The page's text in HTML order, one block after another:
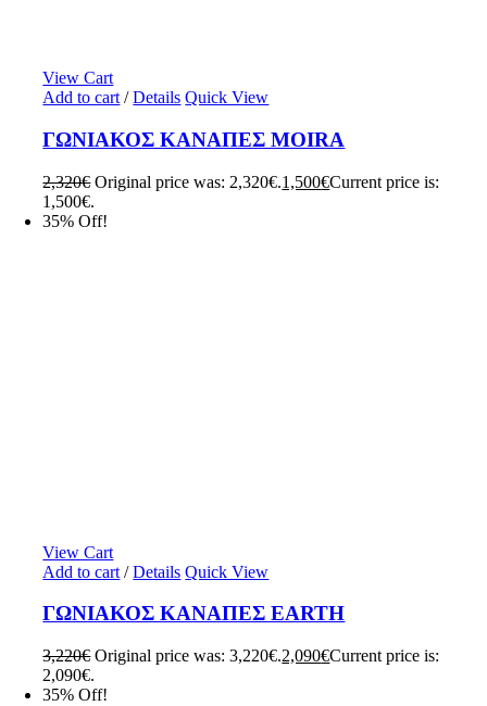
View Cart
Add to cart / Details Quick View
ΓΩΝΙΑΚΟΣ ΚΑΝΑΠΕΣ MOIRA
2,320€ Original price was: 2,320€.1,500€Current price is:
1,500€.
35% Off!
View Cart
Add to cart / Details Quick View
ΓΩΝΙΑΚΟΣ ΚΑΝΑΠΕΣ EARTH
3,220€ Original price was: 3,220€.2,090€Current price is:
2,090€.
35% Off!